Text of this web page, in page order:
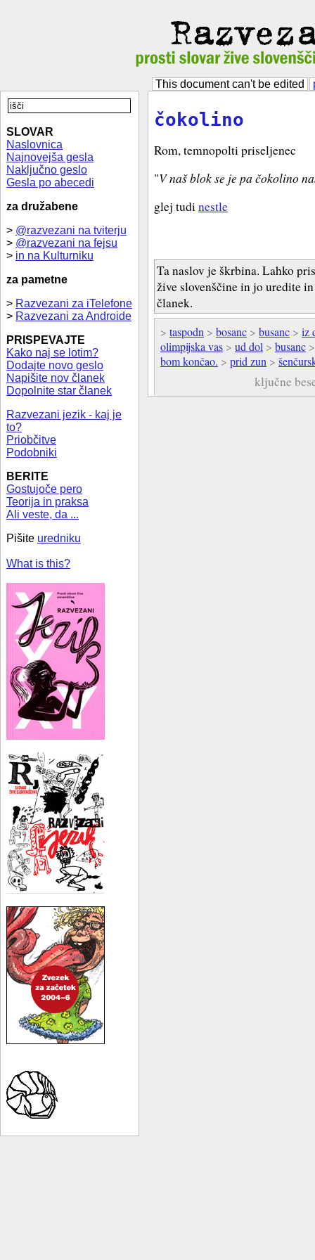
This document can't be edited
SLOVAR
Naslovnica
Najnovejša gesla
Naključno geslo
Gesla po abecedi
za družabene
> @razvezani na tviterju
> @razvezani na fejsu
> in na Kulturniku
za pametne
> Razvezani za iTelefone
> Razvezani za Androide
PRISPEVAJTE
Kako naj se lotim?
Dodajte novo geslo
Napišite nov članek
Dopolnite star članek
Razvezani jezik - kaj je
to?
Priobčitve
Podobniki
BERITE
Gostujoče pero
Teorija in praksa
Ali veste, da ...
Pišite uredniku
What is this?
čokolino
Rom, temnopolti priseljenec
"V naš blok se je pa čokolino
glej tudinestle
Ta naslov je škrbina. Lahko
žive slovenščine in jo uredite
članek.
> taspodn > bosanc > busanc > iz
olimpijska vas > ud dol > busanc
bom končao. > prid zun >
ključne